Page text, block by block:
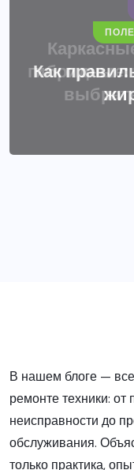
гибридные:
Как
В нашем блоге —
ремонте техники: от
неисправности до
обслуживания.
только практика,